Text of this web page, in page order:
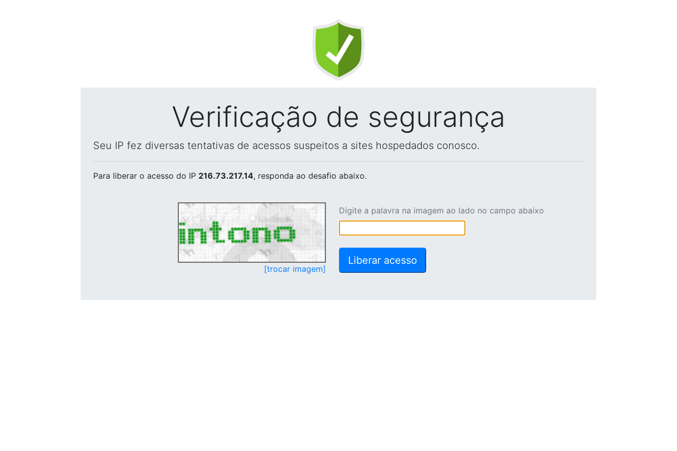
Verificação de segurança
Seu IP fez diversas tentativas de acessos suspeitos a sites hospedados conosco.
Para liberar o acesso do IP 216.73.217.14, responda ao desafio abaixo.
[trocar imagem]
Digite a palavra na imagem ao lado no campo abaixo